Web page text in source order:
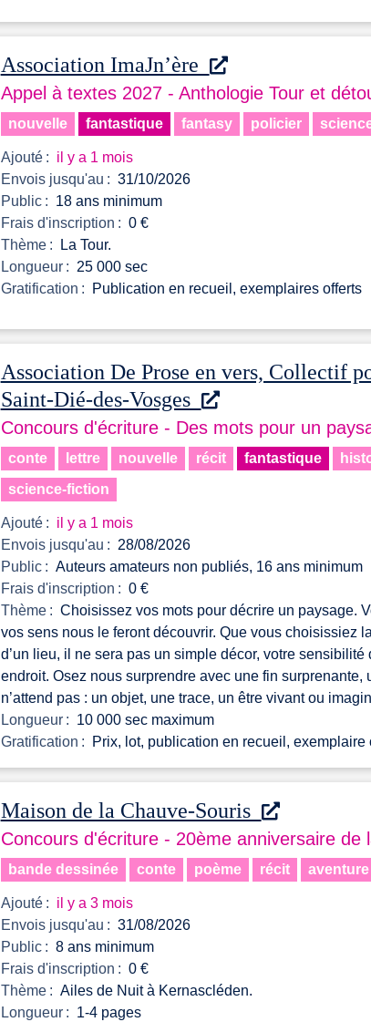
Association ImaJn’ère
Appel à textes 2027 - Anthologie Tour et
nouvelle fantastique fantasy policier
Ajouté : il y a 1 mois
Envois jusqu'au : 31/10/2026
Public : 18 ans minimum
Frais d'inscription : 0 €
Thème : La Tour.
Longueur : 25 000 sec
Gratification : Publication en recueil, exemplaires offerts
Association De Prose en vers, Collectif
Saint-Dié-des-Vosges
Concours d'écriture - Des mots pour un
conte lettre nouvelle récit fantastique
science-fiction
Ajouté : il y a 1 mois
Envois jusqu'au : 28/08/2026
Public : Auteurs amateurs non publiés, 16 ans minimum
Frais d'inscription : 0 €
Thème : Choisissez vos mots pour décrire un paysage.
vos sens nous le feront découvrir. Que vous choisissiez
d’un lieu, il ne sera pas un simple décor, votre sensibilité
endroit. Osez nous surprendre avec une fin surprenante,
n’attend pas : un objet, une trace, un être vivant ou
Longueur : 10 000 sec maximum
Gratification : Prix, lot, publication en recueil, exemplaire
Maison de la Chauve-Souris
Concours d'écriture - 20ème anniversaire de
bande dessinée conte poème récit aventure
Ajouté : il y a 3 mois
Envois jusqu'au : 31/08/2026
Public : 8 ans minimum
Frais d'inscription : 0 €
Thème : Ailes de Nuit à Kernascléden.
Longueur : 1-4 pages